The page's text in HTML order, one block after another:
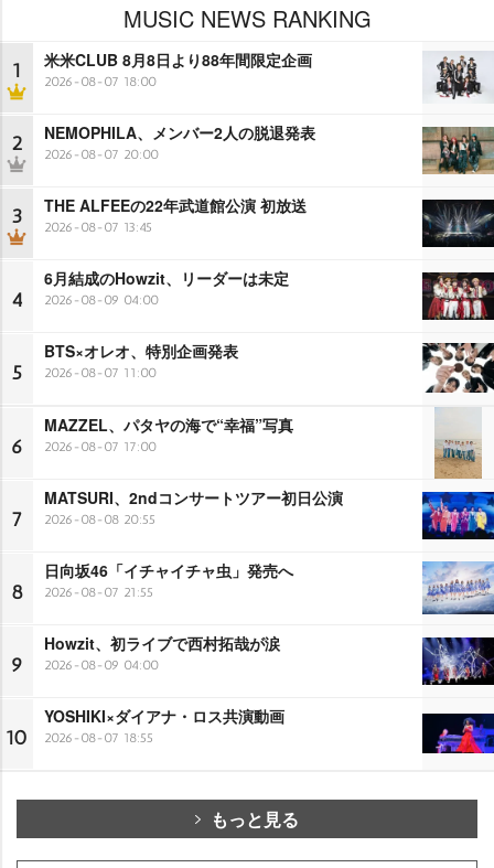
MUSIC NEWS RANKING
1 米米CLUB 8月8日より88年間限定企画
2026-08-07 18:00
2 NEMOPHILA、メンバー2人の脱退発表
2026-08-07 20:00
3 THE ALFEEの22年武道館公演 初放送
2026-08-07 13:45
4
6月結成のHowzit、リーダーは未定
2026-08-09 04:00
5
BTS×オレオ、特別企画発表
2026-08-07 11:00
6
MAZZEL、パタヤの海で“幸福”写真
2026-08-07 17:00
7
MATSURI、2ndコンサートツアー初日公演
2026-08-08 20:55
8
日向坂46「イチャイチャ虫」発売へ
2026-08-07 21:55
9
Howzit、初ライブで西村拓哉が涙
2026-08-09 04:00
10
YOSHIKI×ダイアナ・ロス共演動画
2026-08-07 18:55
もっと見る